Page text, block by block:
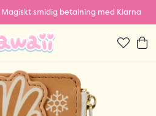
Magiskt smidig betalning med Klarna